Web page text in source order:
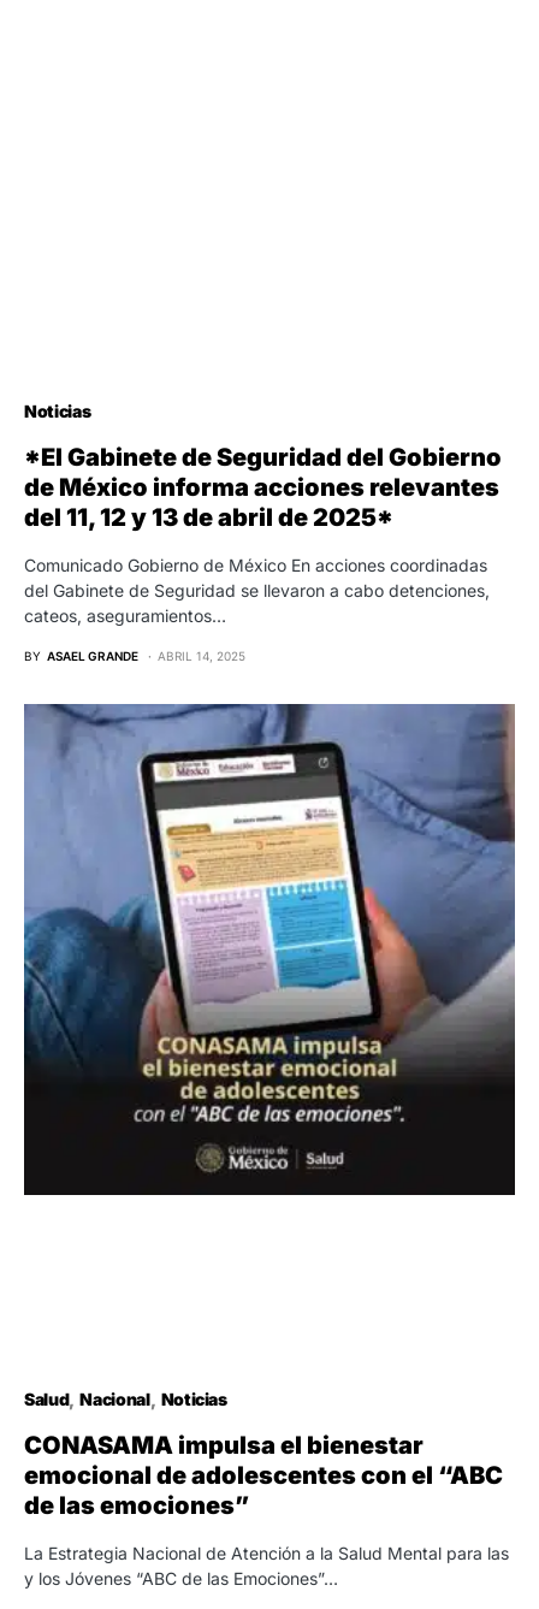
Noticias
*El Gabinete de Seguridad del Gobierno
de México informa acciones relevantes
del 11, 12 y 13 de abril de 2025*
Comunicado Gobierno de México En acciones coordinadas
del Gabinete de Seguridad se llevaron a cabo detenciones,
cateos, aseguramientos…
BY ASAEL GRANDE ABRIL 14, 2025
Salud Nacional Noticias
CONASAMA impulsa el bienestar
emocional de adolescentes con el “ABC
de las emociones”
La Estrategia Nacional de Atención a la Salud Mental para las
y los Jóvenes “ABC de las Emociones”…